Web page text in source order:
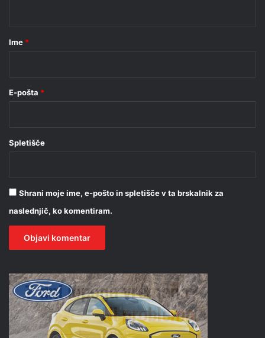
rIme *
E-pošta *
Spletišče
Shrani moje ime, e-pošto in spletišče v ta brskalnik za
naslednjič, ko komentiram.